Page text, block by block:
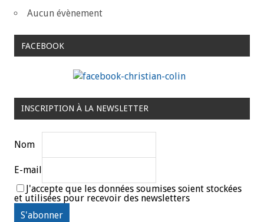
Aucun évènement
FACEBOOK
INSCRIPTION À LA NEWSLETTER
Nom
E-mail
J'accepte que les données soumises soient stockées
et utilisées pour recevoir des newsletters